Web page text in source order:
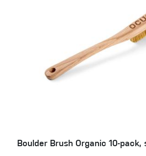
Boulder Brush Organic 10-pack,